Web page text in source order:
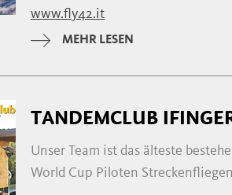
www.fly42.it
MEHR LESEN
TANDEMCLUB
Unser Team ist das älteste
World Cup Piloten